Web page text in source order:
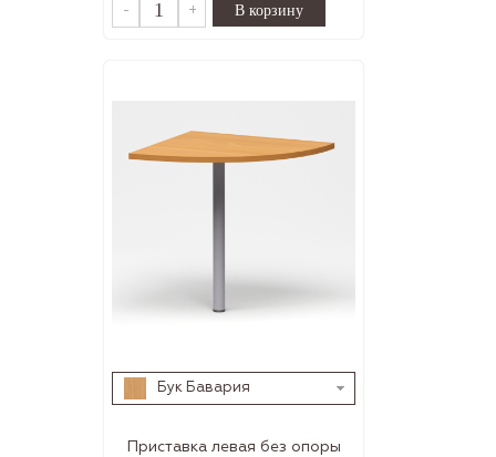
- +
Бук Бавария
Приставка левая без опоры